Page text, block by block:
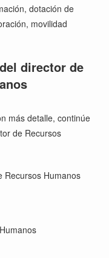
dotación de
movilidad
director de
más detalle, continúe
de Recursos
Recursos Humanos